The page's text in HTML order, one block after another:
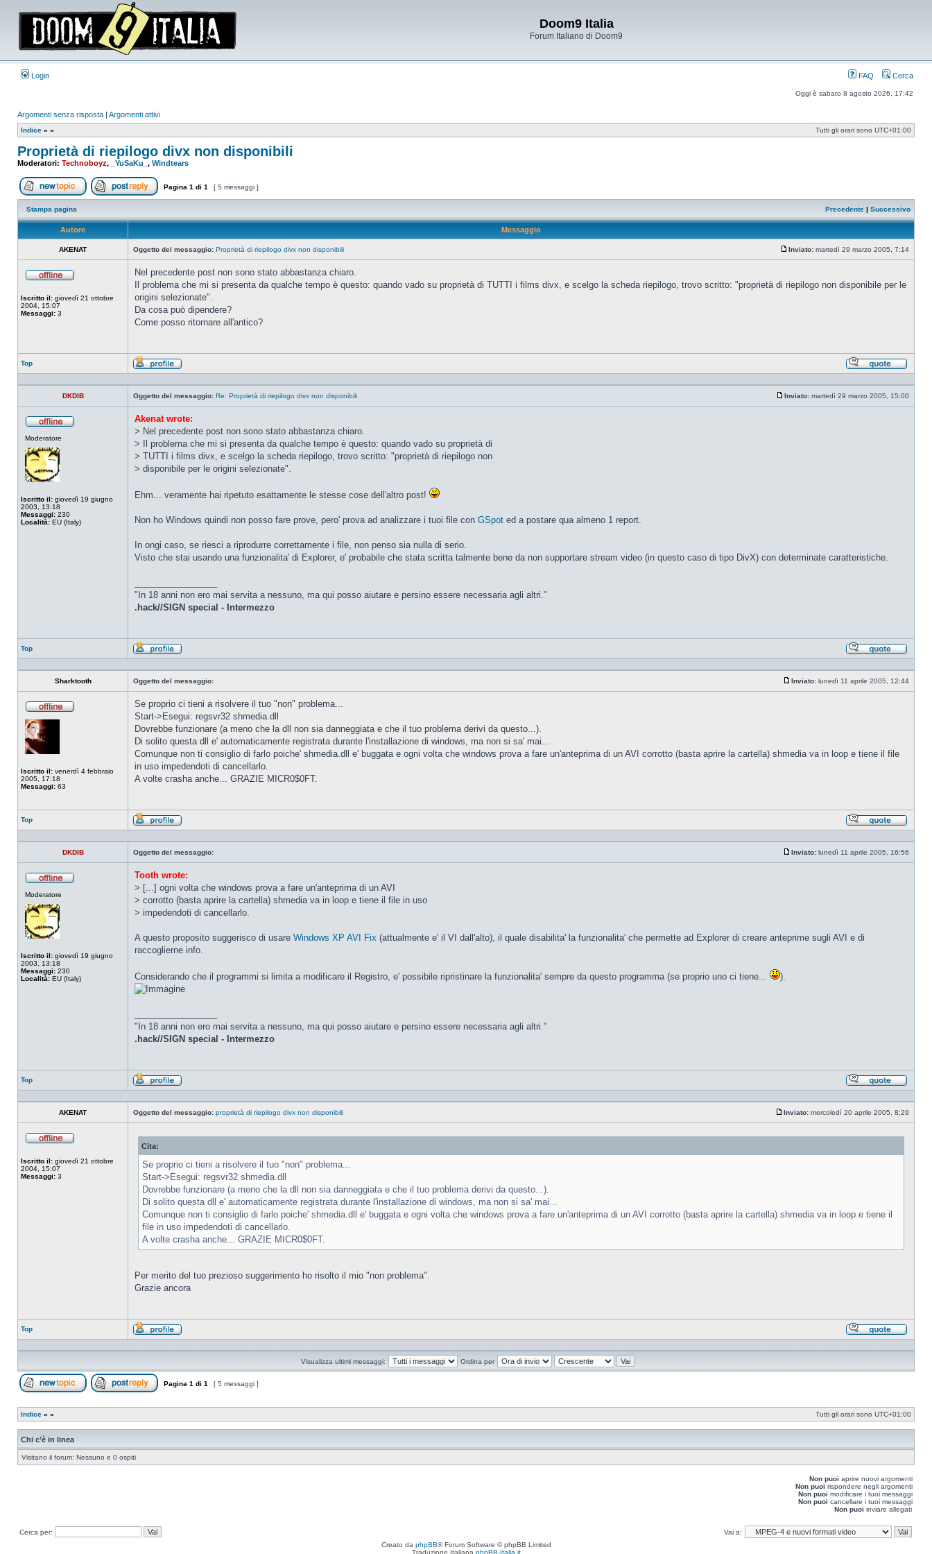
Doom9 Italia
Forum Italiano di Doom9
Login FAQ Cerca
Oggi è sabato 8 agosto 2026, 17:42
Argomenti senza risposta | Argomenti attivi
Indice » » Tutti gli orari sono UTC+01:00
Proprietà di riepilogo divx non disponibili
Moderatori: Technoboyz, _YuSaKu_ , Windtears
Apri un nuovo argomentoRispondi all’argomento
Pagina 1 di 1 [ 5 messaggi ]
Stampa pagina Precedente | Successivo
Autore Messaggio
AKENAT Oggetto del messaggio: Proprietà di riepilogo divx non disponibili
Inviato: martedì 29 marzo 2005, 7:14
Iscritto il: giovedì 21 ottobre
2004, 15:07
Messaggi: 3
Nel precedente post non sono stato abbastanza chiaro.
Il problema che mi si presenta da qualche tempo è questo: quando vado su proprietà di TUTTI i films divx, e scelgo la scheda riepilogo, trovo scritto: "proprietà di riepilogo non disponibile per le
origini selezionate".
Da cosa può dipendere?
Come posso ritornare all'antico?
Top
Profilo
DKDIB
Oggetto del messaggio: Re: Proprietà di riepilogo divx non disponibili
Inviato: martedì 29 marzo 2005, 15:00
Moderatore
Iscritto il: giovedì 19 giugno
2003, 13:18
Messaggi: 230
Località: EU (Italy)
Akenat wrote:
> Nel precedente post non sono stato abbastanza chiaro.
> Il problema che mi si presenta da qualche tempo è questo: quando vado su proprietà di
> TUTTI i films divx, e scelgo la scheda riepilogo, trovo scritto: "proprietà di riepilogo non
> disponibile per le origini selezionate".
Ehm... veramente hai ripetuto esattamente le stesse cose dell'altro post!
Non ho Windows quindi non posso fare prove, pero' prova ad analizzare i tuoi file con GSpot ed a postare qua almeno 1 report.
In ongi caso, se riesci a riprodurre correttamente i file, non penso sia nulla di serio.
Visto che stai usando una funzionalita' di Explorer, e' probabile che stata scritta talmente bene da non supportare stream video (in questo caso di tipo DivX) con determinate caratteristiche.
"In 18 anni non ero mai servita a nessuno, ma qui posso aiutare e persino essere necessaria agli altri."
.hack//SIGN special - Intermezzo
Top
Profilo
Sharktooth
Oggetto del messaggio:
Inviato: lunedì 11 aprile 2005, 12:44
Iscritto il: venerdì 4 febbraio
2005, 17:18
Messaggi: 63
Se proprio ci tieni a risolvere il tuo "non" problema...
Start->Esegui: regsvr32 shmedia.dll
Dovrebbe funzionare (a meno che la dll non sia danneggiata e che il tuo problema derivi da questo...).
Di solito questa dll e' automaticamente registrata durante l'installazione di windows, ma non si sa' mai...
Comunque non ti consiglio di farlo poiche' shmedia.dll e' buggata e ogni volta che windows prova a fare un'anteprima di un AVI corrotto (basta aprire la cartella) shmedia va in loop e tiene il file
in uso impedendoti di cancellarlo.
A volte crasha anche... GRAZIE MICR0$0FT.
Top
Profilo
DKDIB
Oggetto del messaggio:
Inviato: lunedì 11 aprile 2005, 16:56
Moderatore
Iscritto il: giovedì 19 giugno
2003, 13:18
Messaggi: 230
Località: EU (Italy)
Tooth wrote:
> [...] ogni volta che windows prova a fare un'anteprima di un AVI
> corrotto (basta aprire la cartella) shmedia va in loop e tiene il file in uso
> impedendoti di cancellarlo.
A questo proposito suggerisco di usare Windows XP AVI Fix (attualmente e' il VI dall'alto), il quale disabilita' la funzionalita' che permette ad Explorer di creare anteprime sugli AVI e di
raccoglierne info.
Considerando che il programmi si limita a modificare il Registro, e' possibile ripristinare la funzionalita' sempre da questo programma (se proprio uno ci tiene... ).
"In 18 anni non ero mai servita a nessuno, ma qui posso aiutare e persino essere necessaria agli altri."
.hack//SIGN special - Intermezzo
Top
Profilo
AKENAT
Oggetto del messaggio: proprietà di riepilogo divx non disponibili
Inviato: mercoledì 20 aprile 2005, 8:29
Iscritto il: giovedì 21 ottobre
2004, 15:07
Messaggi: 3
Cita:
Se proprio ci tieni a risolvere il tuo "non" problema...
Start->Esegui: regsvr32 shmedia.dll
Dovrebbe funzionare (a meno che la dll non sia danneggiata e che il tuo problema derivi da questo...).
Di solito questa dll e' automaticamente registrata durante l'installazione di windows, ma non si sa' mai...
Comunque non ti consiglio di farlo poiche' shmedia.dll e' buggata e ogni volta che windows prova a fare un'anteprima di un AVI corrotto (basta aprire la cartella) shmedia va in loop e tiene il
file in uso impedendoti di cancellarlo.
A volte crasha anche... GRAZIE MICR0$0FT.
Per merito del tuo prezioso suggerimento ho risolto il mio "non problema".
Grazie ancora
Top
Profilo
Visualizza ultimi messaggi:
Ordina per
Pagina 1 di 1 [ 5 messaggi ]
Indice » » Tutti gli orari sono UTC+01:00
Chi c’è in linea
Visitano il forum: Nessuno e 0 ospiti
Non puoi aprire nuovi argomenti
Non puoi rispondere negli argomenti
Non puoi modificare i tuoi messaggi
Non puoi cancellare i tuoi messaggi
Non puoi inviare allegati
Cerca per:
Vai a:
Creato da phpBB® Forum Software © phpBB Limited
Traduzione Italiana phpBB-Italia.it